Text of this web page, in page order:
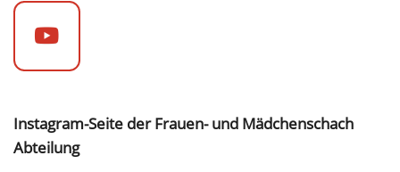
Instagram-Seite der Frauen- und Mädchenschach
Abteilung